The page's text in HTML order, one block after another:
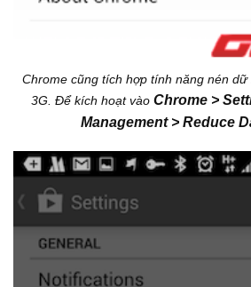
Chrome cũng tích hợp tính năng nén
3G. Để kích hoạt vào Chrome >
Management > Reduce